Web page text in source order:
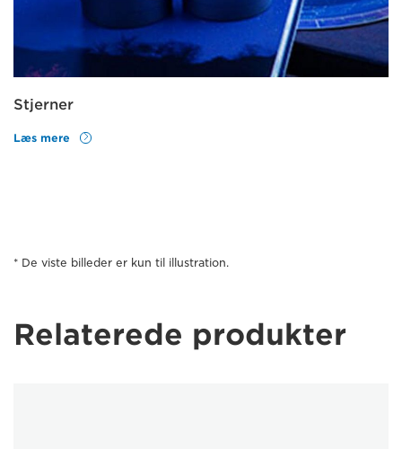
Stjerner
Læs mere
* De viste billeder er kun til illustration.
Relaterede produkter